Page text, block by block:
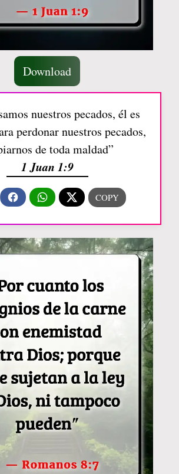
Download
nuestros pecados, él es
perdonar nuestros pecados,
de toda maldad”
1 Juan 1:9